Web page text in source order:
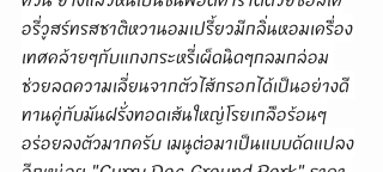
อรี่วูสร์ทรสชาติหวานอมเปรี้ยวมีกลิ่นหอมเครื่อง
เทศคล้ายๆกับแกงกระหรี่เผ็ดนิดๆกลมกล่อม
ช่วยลดความเลี่ยนจากตัวไส้กรอกได้เป็นอย่างดี
ทานคู่กับมันฝรั่งทอดเส้นใหญ่โรยเกลือร้อนๆ
อร่อยลงตัวมากครับ เมนูต่อมาเป็นแบบดัดแปลง